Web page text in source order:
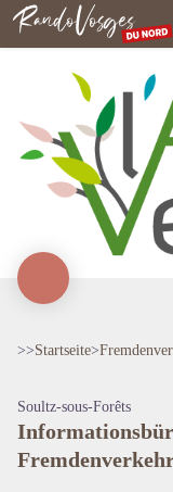
Nordvogesen
>>Startseite>
Soultz-sous-Forêts